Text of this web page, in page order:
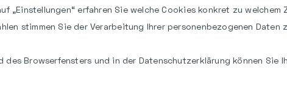
„Einstellungen“ erfahren Sie welche Cookies konkret zu welchem
stimmen Sie der Verarbeitung Ihrer personenbezogenen Daten
des Browserfensters und in der Datenschutzerklärung können Sie
paed.ML® Windows 5.4